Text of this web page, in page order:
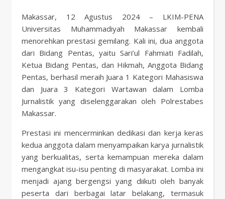
Makassar, 12 Agustus 2024 – LKIM-PENA
Universitas Muhammadiyah Makassar kembali
menorehkan prestasi gemilang. Kali ini, dua anggota
dari Bidang Pentas, yaitu Sari’ul Fahmiati Fadilah,
Ketua Bidang Pentas, dan Hikmah, Anggota Bidang
Pentas, berhasil meraih Juara 1 Kategori Mahasiswa
dan Juara 3 Kategori Wartawan dalam Lomba
Jurnalistik yang diselenggarakan oleh Polrestabes
Makassar.
Prestasi ini mencerminkan dedikasi dan kerja keras
kedua anggota dalam menyampaikan karya jurnalistik
yang berkualitas, serta kemampuan mereka dalam
mengangkat isu-isu penting di masyarakat. Lomba ini
menjadi ajang bergengsi yang diikuti oleh banyak
peserta dari berbagai latar belakang, termasuk